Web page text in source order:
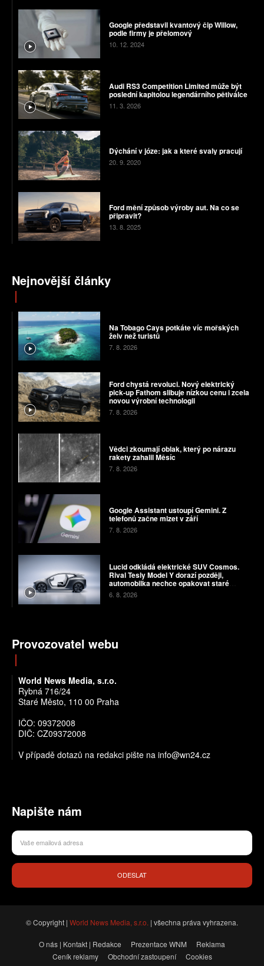
Google představil kvantový čip Willow,
podle firmy je přelomový
10. 12. 2024
Audi RS3 Competition Limited může být
poslední kapitolou legendárního pětiválce
11. 3. 2026
Dýchání v józe: jak a které svaly pracují
20. 9. 2020
Ford mění způsob výroby aut. Na co se
připravit?
13. 8. 2025
Nejnovější články
Na Tobago Cays potkáte víc mořských
želv než turistů
7. 8. 2026
Ford chystá revoluci. Nový elektrický
pick-up Fathom slibuje nízkou cenu i zcela
novou výrobní technologii
7. 8. 2026
Vědci zkoumají oblak, který po nárazu
rakety zahalil Měsíc
7. 8. 2026
Google Assistant ustoupí Gemini. Z
telefonů začne mizet v září
7. 8. 2026
Lucid odkládá elektrické SUV Cosmos.
Rival Tesly Model Y dorazí později,
automobilka nechce opakovat staré
chyby
6. 8. 2026
Provozovatel webu
World News Media, s.r.o.
Rybná 716/24
Staré Město, 110 00 Praha
IČO: 09372008
DIČ: CZ09372008
V případě dotazů na redakci pište na info@wn24.cz
Napište nám
ODESLAT
© Copyright | World News Media, s.r.o. | všechna práva vyhrazena.
O nás | Kontakt | Redakce Prezentace WNM
Reklama
Ceník reklamy
Obchodní zastoupení
Cookies